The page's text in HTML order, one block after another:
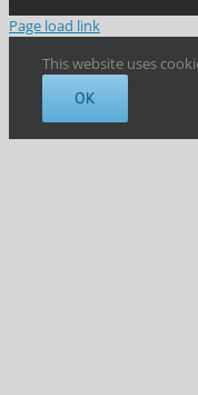
Page load link
This website uses
OK